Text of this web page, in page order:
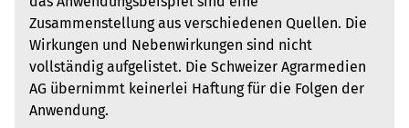
Zusammenstellung aus verschiedenen Quellen. Die
Wirkungen und Nebenwirkungen sind nicht
vollständig aufgelistet. Die Schweizer Agrarmedien
AG übernimmt keinerlei Haftung für die Folgen der
Anwendung.